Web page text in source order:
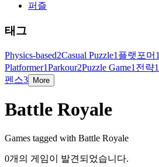
퍼즐
태그
Physics-based2Casual Puzzle1 플랫포머 1
Platformer1Parkour2Puzzle Game1 전략1
펜스3 More
Battle Royale
Games tagged with Battle Royale
0개의 게임이 발견되었습니다.